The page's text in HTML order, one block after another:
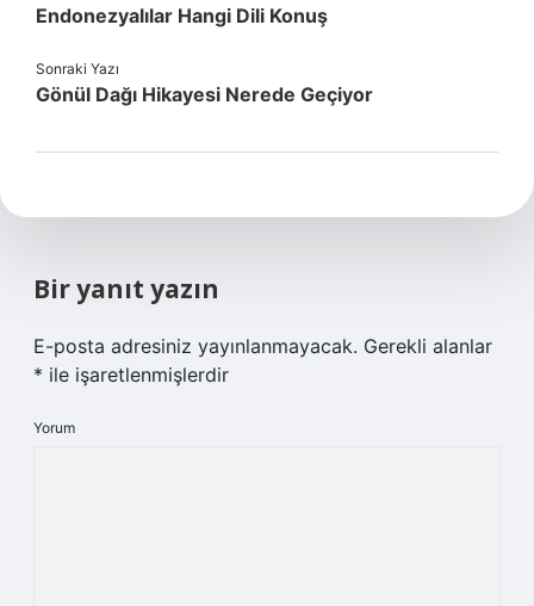
Endonezyalılar Hangi Dili Konuş
Sonraki Yazı
Gönül Dağı Hikayesi Nerede Geçiyor
Bir yanıt yazın
E-posta adresiniz yayınlanmayacak. Gerekli alanlar
* ile işaretlenmişlerdir
Yorum